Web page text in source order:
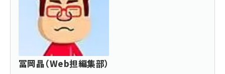
冨岡晶（Web担編集部）